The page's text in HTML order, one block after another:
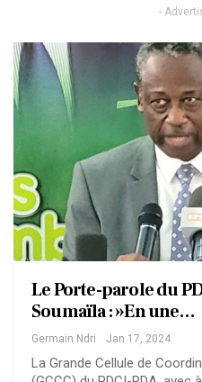
-
Le Porte-parole du
Soumaïla : »En une…
Germain Ndri Jan 17, 2024
La Grande Cellule de